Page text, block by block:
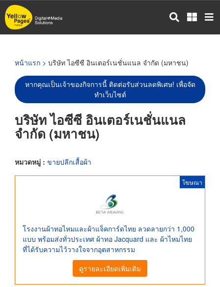
ข้าม
ไป
หน้าแรก > บริษัท ไอซีซี อินเตอร์เนชั่นแนล จำกัด (มหาชน)
หากคุณเป็นเจ้าของกิจการนี้ ติดต่อรับส่วนลดพิเศษ! เพื่อจัด
ทำเว็บไซต์
บริษัท ไอซีซี อินเตอร์เนชั่นแนล
จำกัด (มหาชน)
หมวดหมู่ : ขายปลีกเสื้อผ้า
โฆษณา
โรงงานผ้าทอไหมและผ้าแจ็คการ์ดไทย ลวดลายกว่า 1,000
แบบ พร้อมส่งทั่วประเทศ ผ้าทอ Jacquard และ ผ้าไหมไทย
ที่ได้รับความไว้วางใจจากอุตสาหกรรม
ดูรายละเอียดเพิ่มเติม